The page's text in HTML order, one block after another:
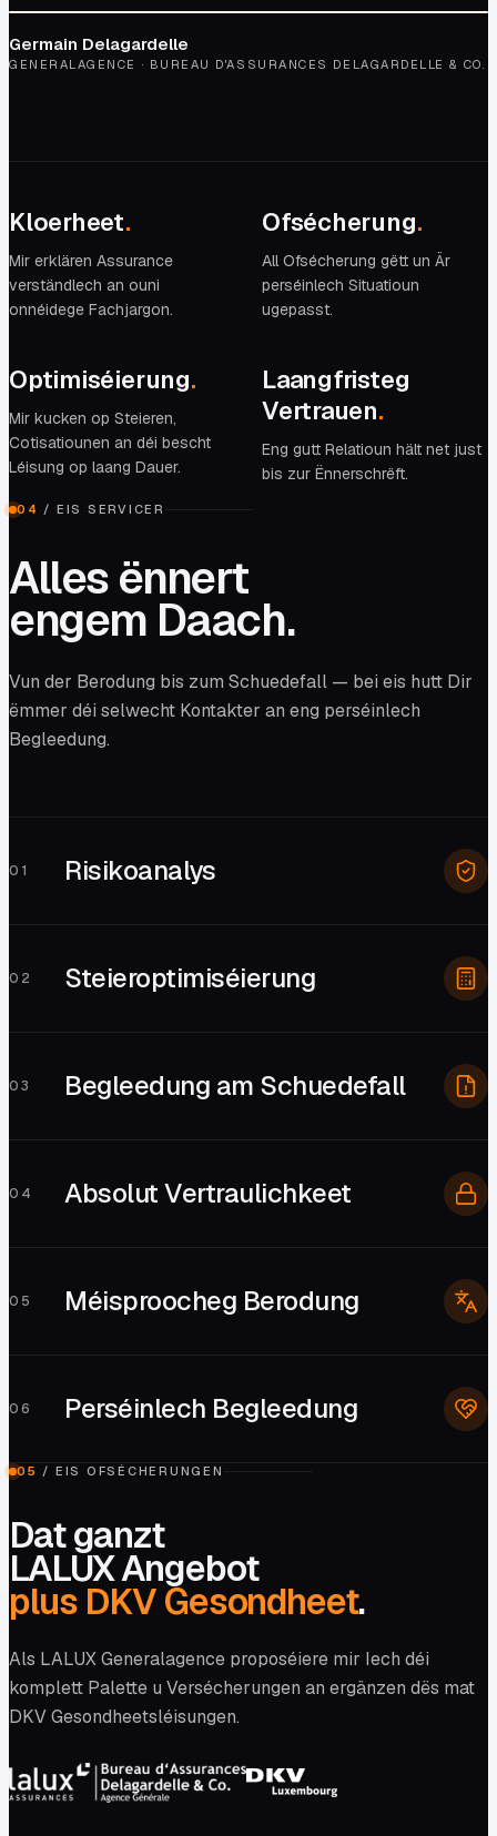
Germain Delagardelle
GENERALAGENCE · BUREAU D'ASSURANCES DELAGARDELLE & CO.
Kloerheet.
Mir erklären Assurance
verständlech an ouni
onnéidege Fachjargon.
Ofsécherung.
All Ofsécherung gëtt un Är
perséinlech Situatioun
ugepasst.
Optimiséierung.
Mir kucken op Steieren,
Cotisatiounen an déi bescht
Léisung op laang Dauer.
Laangfristeg
Vertrauen.
Eng gutt Relatioun hält net just
bis zur Ënnerschrëft.
04 / EIS SERVICER
Alles ënnert
engem Daach.
Vun der Berodung bis zum Schuedefall — bei eis hutt Dir
ëmmer déi selwecht Kontakter an eng perséinlech
Begleedung.
0 1 Risikoanalys
0 2 Steieroptimiséierung
03 Begleedung am Schuedefall
0 4 Absolut Vertraulichkeet
0 5 Méisproocheg Berodung
06 Perséinlech Begleedung
05 / EIS OFSÉCHERUNGEN
Dat ganzt
LALUX Angebot
plus DKV Gesondheet.
Als LALUX Generalagence proposéiere mir Iech déi
komplett Palette u Versécherungen an ergänzen dës mat
DKV Gesondheetsléisungen.